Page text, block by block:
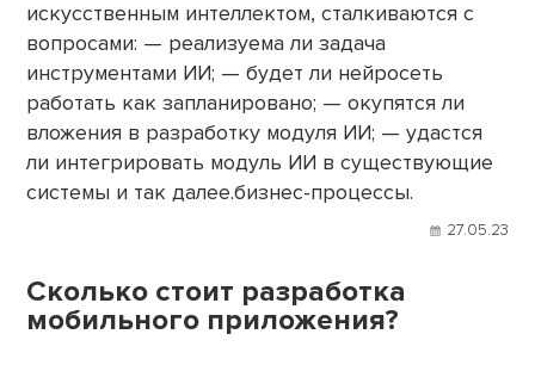
искусственным интеллектом, сталкиваются с
вопросами: — реализуема ли задача
инструментами ИИ; — будет ли нейросеть
работать как запланировано; — окупятся ли
вложения в разработку модуля ИИ; — удастся
ли интегрировать модуль ИИ в существующие
системы и так далее.бизнес-процессы.
27.05.23
Сколько стоит разработка
мобильного приложения?